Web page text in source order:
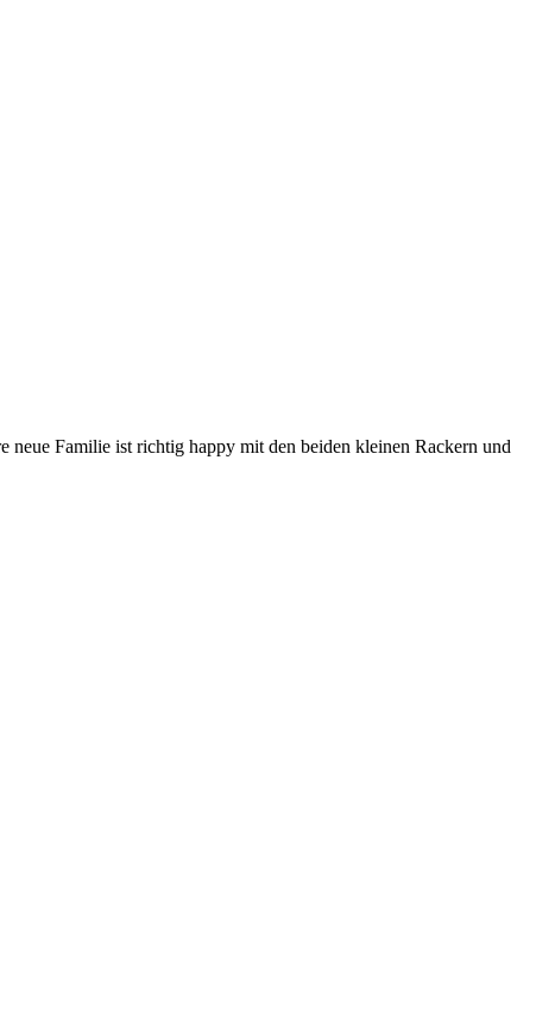
neue Familie ist richtig happy mit den beiden kleinen Rackern und